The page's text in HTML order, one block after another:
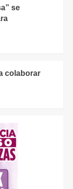
se
colaborar